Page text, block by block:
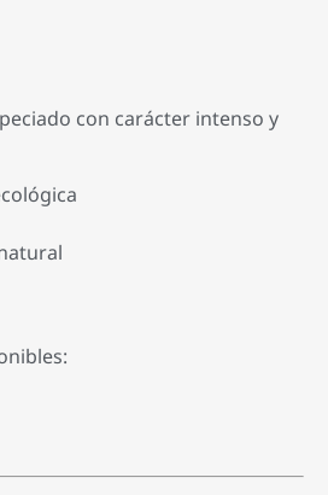
con carácter intenso y